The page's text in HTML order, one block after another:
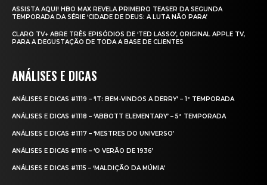
ASSISTA AQUI! HBO MAX REVELA PRIMEIRO TEASER DA SEGUNDA
TEMPORADA DA SÉRIE ‘CIDADE DE DEUS: A LUTA NÃO PARA’
CLARO TV+ ABRE TRÊS EPISÓDIOS DE ‘TED LASSO’, ORIGINAL APPLE TV,
PARA A DEGUSTAÇÃO DE TODA A BASE DE CLIENTES
ANÁLISES E DICAS
ANÁLISES E DICAS #1119 – ‘IT: BEM-VINDOS A DERRY’ – 1ª TEMPORADA
ANÁLISES E DICAS #1118 – ‘ABBOTT ELEMENTARY’ – 5ª TEMPORADA
ANÁLISES E DICAS #1117 – ‘MESTRES DO UNIVERSO’
ANÁLISES E DICAS #1116 – ‘O VERÃO DE 1936’
ANÁLISES E DICAS #1115 – ‘MALDIÇÃO DA MÚMIA’